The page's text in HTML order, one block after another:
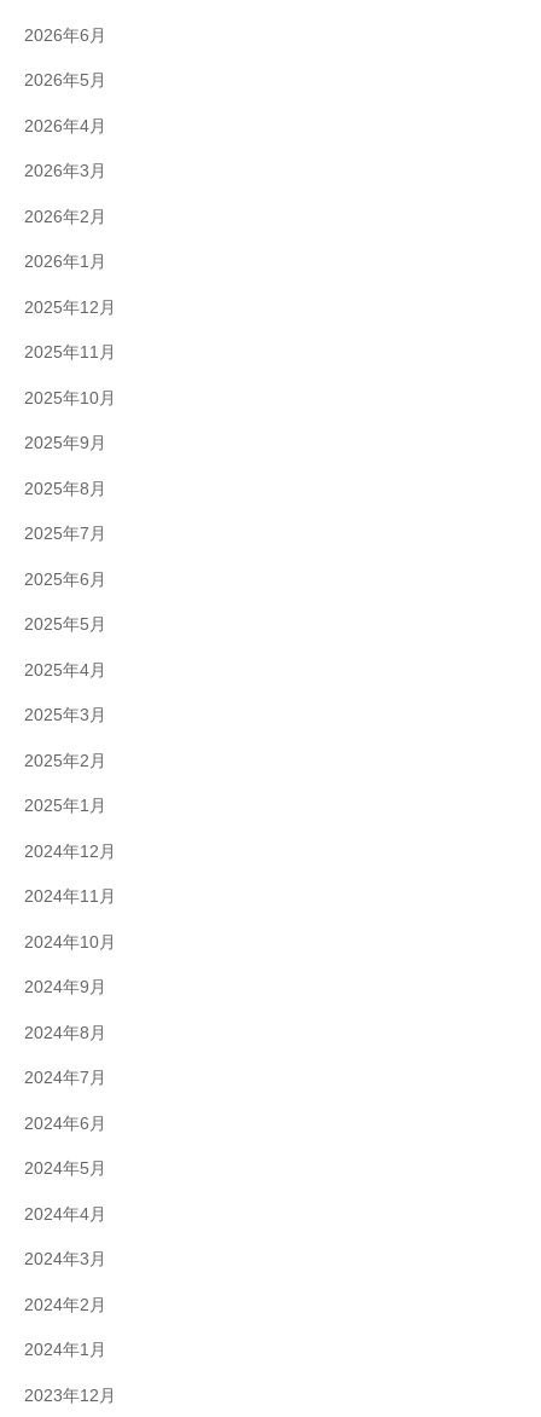
2026年6月
2026年5月
2026年4月
2026年3月
2026年2月
2026年1月
2025年12月
2025年11月
2025年10月
2025年9月
2025年8月
2025年7月
2025年6月
2025年5月
2025年4月
2025年3月
2025年2月
2025年1月
2024年12月
2024年11月
2024年10月
2024年9月
2024年8月
2024年7月
2024年6月
2024年5月
2024年4月
2024年3月
2024年2月
2024年1月
2023年12月